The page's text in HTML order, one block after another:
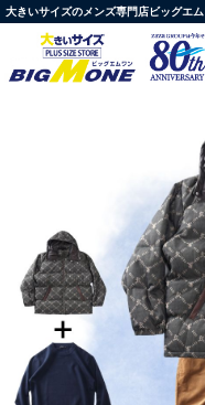
大きいサイズのメンズ専門店ビッグエ